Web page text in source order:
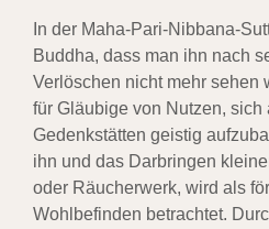
In der Maha-Pari-Nibbana-
Buddha, dass man ihn nach
Verlöschen nicht mehr sehen
für Gläubige von Nutzen, sich
Gedenkstätten geistig
ihn und das Darbringen
oder Räucherwerk, wird als
Wohlbefinden betrachtet.